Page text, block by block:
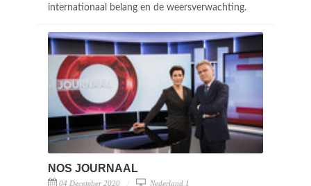
internationaal belang en de weersverwachting.
NOS JOURNAAL
04 December 2020 Nederland 1